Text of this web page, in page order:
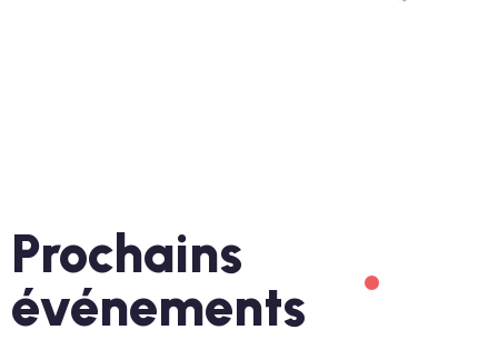
Prochains
événements